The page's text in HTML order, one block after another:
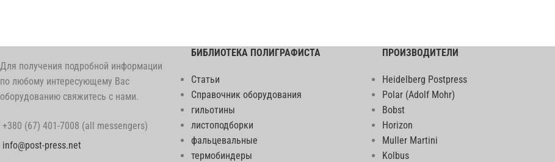
Для получения подробной информации
по любому интересующему Вас
оборудованию свяжитесь с нами.
+380 (67) 401-7008 (all messengers)
info@post-press.net
БИБЛИОТЕКА ПОЛИГРАФИСТА
Статьи
Справочник оборудования
гильотины
листоподборки
фальцевальные
термобиндеры
ПРОИЗВОДИТЕЛИ
Heidelberg Postpress
Polar (Adolf Mohr)
Bobst
Horizon
Muller Martini
Kolbus